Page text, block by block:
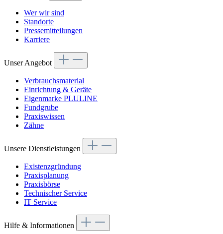
Wer wir sind
Standorte
Pressemitteilungen
Karriere
Unser Angebot
Verbrauchsmaterial
Einrichtung & Geräte
Eigenmarke PLULINE
Fundgrube
Praxiswissen
Zähne
Unsere Dienstleistungen
Existenzgründung
Praxisplanung
Praxisbörse
Technischer Service
IT Service
Hilfe & Informationen